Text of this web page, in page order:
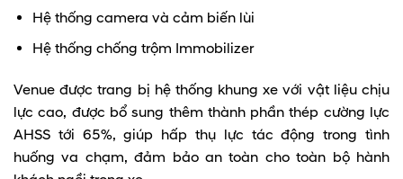
Hệ thống camera và cảm biến lùi
Hệ thống chống trộm Immobilizer
Venue được trang bị hệ thống khung xe với vật liệu chịu
lực cao, được bổ sung thêm thành phần thép cường lực
AHSS tới 65%, giúp hấp thụ lực tác động trong tình
huống va chạm, đảm bảo an toàn cho toàn bộ hành